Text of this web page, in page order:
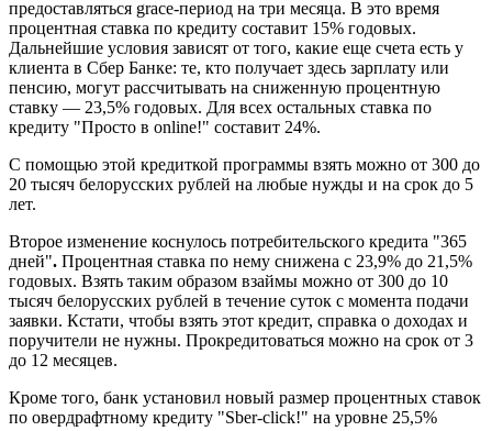
предоставляться grace-период на три месяца. В это время
процентная ставка по кредиту составит 15% годовых.
Дальнейшие условия зависят от того, какие еще счета есть у
клиента в Сбер Банке: те, кто получает здесь зарплату или
пенсию, могут рассчитывать на сниженную процентную
ставку — 23,5% годовых. Для всех остальных ставка по
кредиту "Просто в online!" составит 24%.
С помощью этой кредиткой программы взять можно от 300 до
20 тысяч белорусских рублей на любые нужды и на срок до 5
лет.
Второе изменение коснулось потребительского кредита "365
дней". Процентная ставка по нему снижена с 23,9% до 21,5%
годовых. Взять таким образом взаймы можно от 300 до 10
тысяч белорусских рублей в течение суток с момента подачи
заявки. Кстати, чтобы взять этот кредит, справка о доходах и
поручители не нужны. Прокредитоваться можно на срок от 3
до 12 месяцев.
Кроме того, банк установил новый размер процентных ставок
по овердрафтному кредиту "Sber-click!" на уровне 25,5%